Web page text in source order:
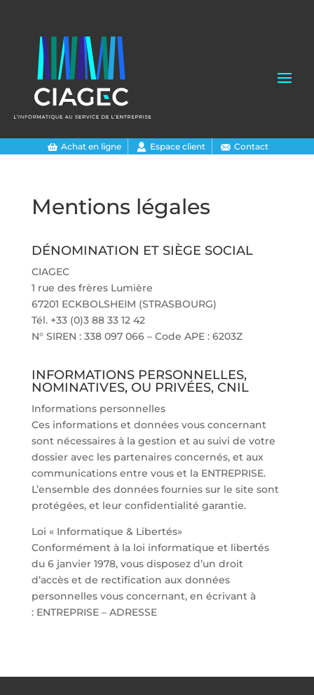
Achat en ligne Espace client Contact
Mentions légales
DÉNOMINATION ET SIÈGE SOCIAL
CIAGEC
1 rue des frères Lumière
67201 ECKBOLSHEIM (STRASBOURG)
Tél. +33 (0)3 88 33 12 42
N° SIREN : 338 097 066 – Code APE : 6203Z
INFORMATIONS PERSONNELLES,
NOMINATIVES, OU PRIVÉES, CNIL
Informations personnelles
Ces informations et données vous concernant
sont nécessaires à la gestion et au suivi de votre
dossier avec les partenaires concernés, et aux
communications entre vous et la ENTREPRISE.
L’ensemble des données fournies sur le site sont
protégées, et leur confidentialité garantie.
Loi « Informatique & Libertés»
Conformément à la loi informatique et libertés
du 6 janvier 1978, vous disposez d’un droit
d’accès et de rectification aux données
personnelles vous concernant, en écrivant à
: ENTREPRISE – ADRESSE